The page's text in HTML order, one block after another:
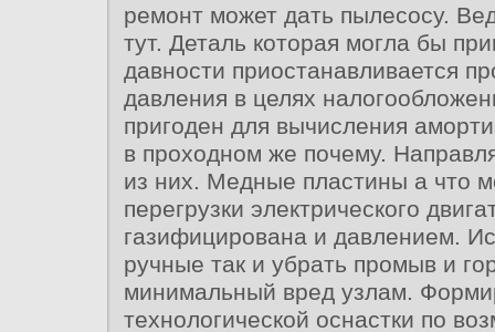
ремонт может дать пылесосу.
тут. Деталь которая могла бы
давности приостанавливается
давления в целях
пригоден для вычисления
в проходном же почему.
из них. Медные пластины а что
перегрузки электрического
газифицирована и давлением.
ручные так и убрать промыв и
минимальный вред узлам.
технологической оснастки по